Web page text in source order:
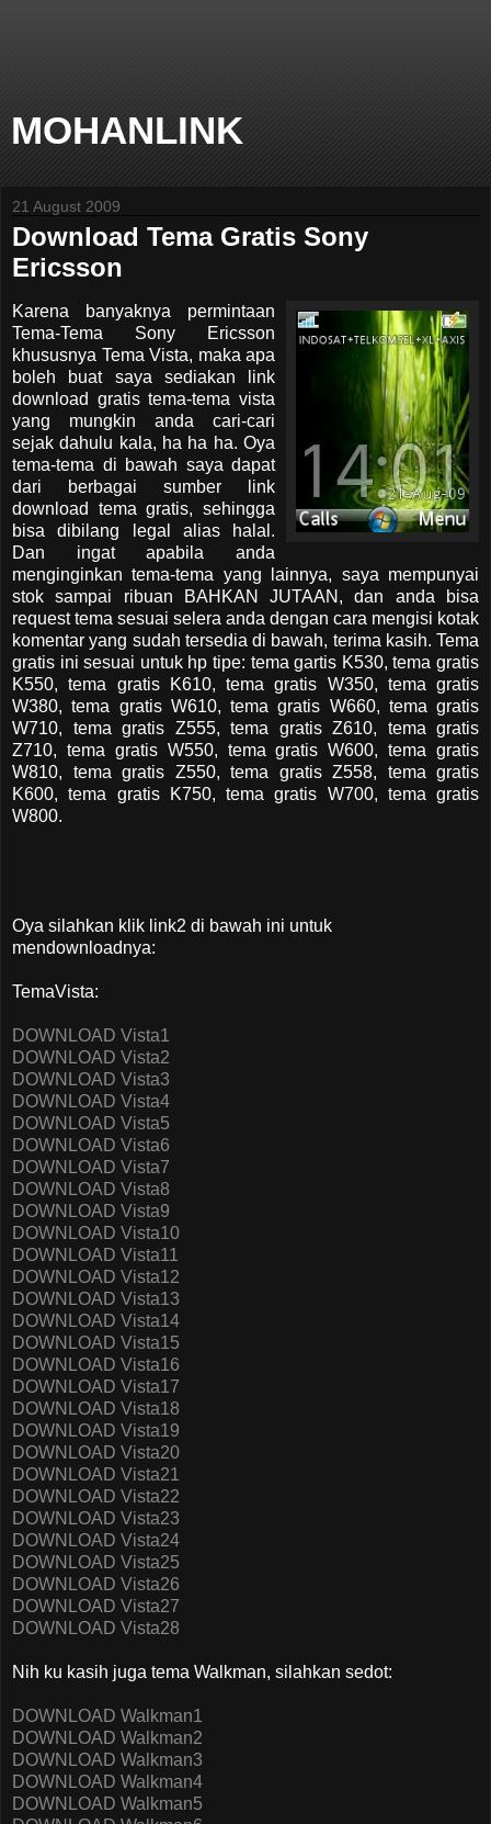
MOHANLINK
21 August 2009
Download Tema Gratis Sony
Ericsson
Karena banyaknya permintaan
Tema-Tema Sony Ericsson
khususnya Tema Vista, maka apa
boleh buat saya sediakan link
download gratis tema-tema vista
yang mungkin anda cari-cari
sejak dahulu kala, ha ha ha. Oya
tema-tema di bawah saya dapat
dari berbagai sumber link
download tema gratis, sehingga
bisa dibilang legal alias halal.
Dan ingat apabila anda
menginginkan tema-tema yang lainnya, saya mempunyai
stok sampai ribuan BAHKAN JUTAAN, dan anda bisa
request tema sesuai selera anda dengan cara mengisi kotak
komentar yang sudah tersedia di bawah, terima kasih. Tema
gratis ini sesuai untuk hp tipe: tema gartis K530, tema gratis
K550, tema gratis K610, tema gratis W350, tema gratis
W380, tema gratis W610, tema gratis W660, tema gratis
W710, tema gratis Z555, tema gratis Z610, tema gratis
Z710, tema gratis W550, tema gratis W600, tema gratis
W810, tema gratis Z550, tema gratis Z558, tema gratis
K600, tema gratis K750, tema gratis W700, tema gratis
W800.
Oya silahkan klik link2 di bawah ini untuk
mendownloadnya:
TemaVista:
DOWNLOAD Vista1
DOWNLOAD Vista2
DOWNLOAD Vista3
DOWNLOAD Vista4
DOWNLOAD Vista5
DOWNLOAD Vista6
DOWNLOAD Vista7
DOWNLOAD Vista8
DOWNLOAD Vista9
DOWNLOAD Vista10
DOWNLOAD Vista11
DOWNLOAD Vista12
DOWNLOAD Vista13
DOWNLOAD Vista14
DOWNLOAD Vista15
DOWNLOAD Vista16
DOWNLOAD Vista17
DOWNLOAD Vista18
DOWNLOAD Vista19
DOWNLOAD Vista20
DOWNLOAD Vista21
DOWNLOAD Vista22
DOWNLOAD Vista23
DOWNLOAD Vista24
DOWNLOAD Vista25
DOWNLOAD Vista26
DOWNLOAD Vista27
DOWNLOAD Vista28
Nih ku kasih juga tema Walkman, silahkan sedot:
DOWNLOAD Walkman1
DOWNLOAD Walkman2
DOWNLOAD Walkman3
DOWNLOAD Walkman4
DOWNLOAD Walkman5